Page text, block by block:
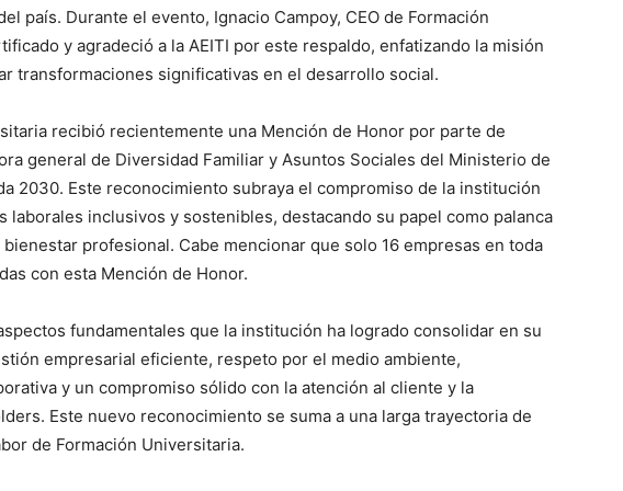
país. Durante el evento, Ignacio Campoy, CEO de Formación
y agradeció a la AEITI por este respaldo, enfatizando la misión
transformaciones significativas en el desarrollo social.
recibió recientemente una Mención de Honor por parte de
general de Diversidad Familiar y Asuntos Sociales del Ministerio de
2030. Este reconocimiento subraya el compromiso de la institución
laborales inclusivos y sostenibles, destacando su papel como palanca
profesional. Cabe mencionar que solo 16 empresas en toda
con esta Mención de Honor.
fundamentales que la institución ha logrado consolidar en su
empresarial eficiente, respeto por el medio ambiente,
y un compromiso sólido con la atención al cliente y la
Este nuevo reconocimiento se suma a una larga trayectoria de
de Formación Universitaria.